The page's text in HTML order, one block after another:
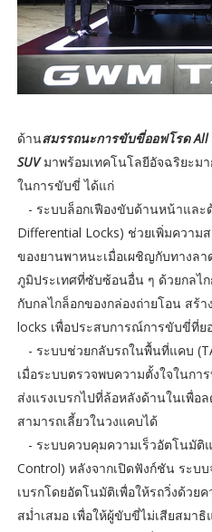
ด้านสมรรถนะการขับขี่ออฟโรด All
SUVมาพร้อมเทคโนโลยีอัจฉริยะม
ในการขับขี่ ได้แก่
- ระบบล็อกเฟืองขับด้านหน้าและ
Differential Locks) ช่วยเพิ่มควา
ของยานพาหนะเมื่อเผชิญกับทางล
ภูมิประเทศที่ซับซ้อนอื่น ๆ ด้วยกลไ
กับกลไกล็อกของกล่องถ่ายโอน สร้
locks เพื่อประสบการณ์การขับขี่ที่ย
- ระบบช่วยกลับรถในพื้นที่แคบ
เมื่อระบบตรวจพบความตั้งใจในกา
ส่งแรงเบรกไปที่ล้อหลังด้านในเพื่อ
สามารถเลี้ยวในวงแคบได้
- ระบบควบคุมความเร็วอัตโนมัติ
Control) หลังจากเปิดฟังก์ชัน ระบ
เบรกโดยอัตโนมัติเพื่อให้รถวิ่งด้วย
สม่ำเสมอ เพื่อให้ผู้ขับขี่ไม่เสียสมา